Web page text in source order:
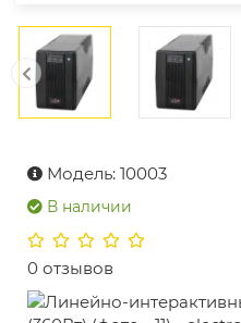
Модель: 10003
В наличии
0 отзывов